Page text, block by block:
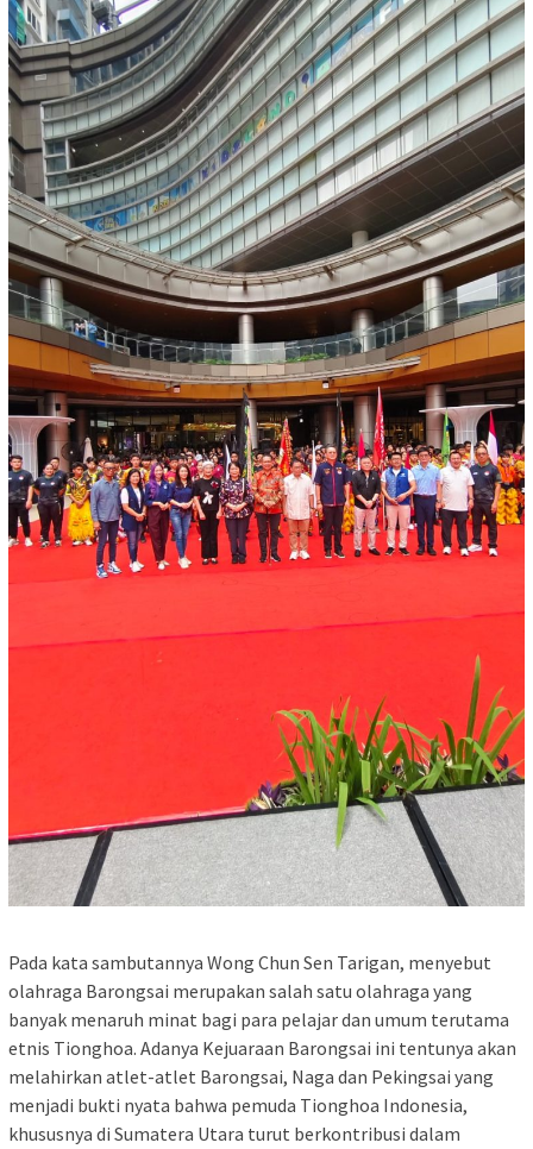
Pada kata sambutannya Wong Chun Sen Tarigan, menyebut
olahraga Barongsai merupakan salah satu olahraga yang
banyak menaruh minat bagi para pelajar dan umum terutama
etnis Tionghoa. Adanya Kejuaraan Barongsai ini tentunya akan
melahirkan atlet-atlet Barongsai, Naga dan Pekingsai yang
menjadi bukti nyata bahwa pemuda Tionghoa Indonesia,
khususnya di Sumatera Utara turut berkontribusi dalam